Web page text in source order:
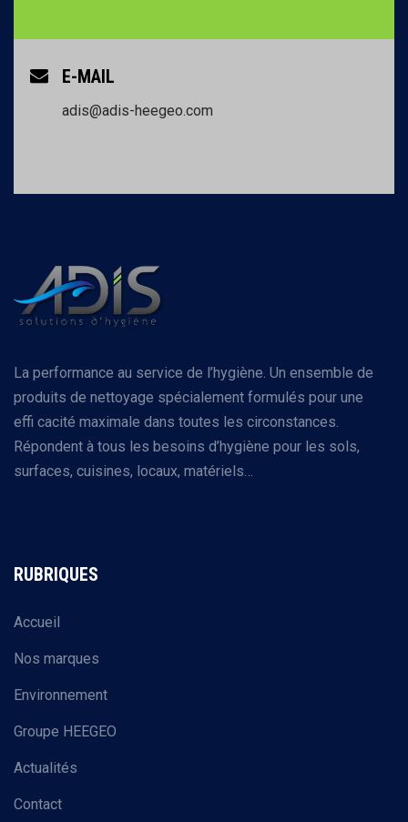
E-MAIL
adis@adis-heegeo.com
La performance au service de l’hygiène. Un ensemble de
produits de nettoyage spécialement formulés pour une
effi cacité maximale dans toutes les circonstances.
Répondent à tous les besoins d’hygiène pour les sols,
surfaces, cuisines, locaux, matériels…
RUBRIQUES
Accueil
Nos marques
Environnement
Groupe HEEGEO
Actualités
Contact